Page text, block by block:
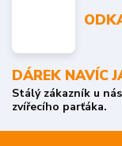
DÁREK NAVÍC
Stálý zákazník u
zvířecího parťáka.